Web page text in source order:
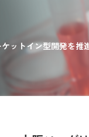
ットイン型開発を